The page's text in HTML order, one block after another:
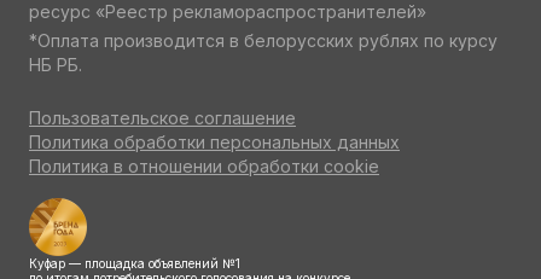
ресурс «Реестр рекламораспространителей»
*Оплата производится в белорусских рублях по курсу
НБ РБ.
Пользовательское соглашение
Политика обработки персональных данных
Политика в отношении обработки cookie
Куфар — площадка объявлений №1